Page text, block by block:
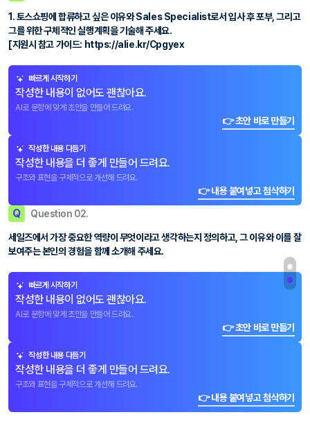
1. 토스쇼핑에 합류하고 싶은 이유와 Sales Specialist로서 입사 후 포부, 그리고
그를 위한 구체적인 실행계획을 기술해 주세요.
[지원시 참고 가이드: https://alie.kr/Cpgyex
빠르게 시작하기
작성한 내용이 없어도 괜찮아요.
AI로 문항에 맞게 초안을 만들어 드려요.
👉 초안 바로 만들기
작성한 내용 다듬기
작성한 내용을 더 좋게 만들어 드려요.
구조와 표현을 구체적으로 개선해 드려요.
👉 내용 붙여넣고 첨삭하기
Q Question 02.
세일즈에서 가장 중요한 역량이 무엇이라고 생각하는지 정의하고, 그 이유와 이를 잘
보여주는 본인의 경험을 함께 소개해 주세요.
빠르게 시작하기
작성한 내용이 없어도 괜찮아요.
AI로 문항에 맞게 초안을 만들어 드려요.
👉 초안 바로 만들기
작성한 내용 다듬기
작성한 내용을 더 좋게 만들어 드려요.
구조와 표현을 구체적으로 개선해 드려요.
👉 내용 붙여넣고 첨삭하기